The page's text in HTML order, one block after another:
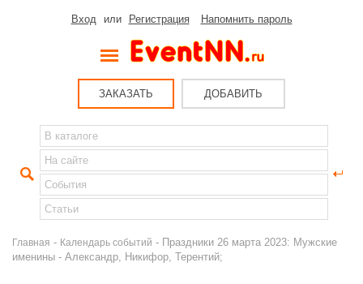
Вход или Регистрация Напомнить пароль
ЗАКАЗАТЬ ДОБАВИТЬ
Главная - Календарь событий - Праздники 26 марта 2023: Мужские
именины - Александр, Никифор, Терентий;